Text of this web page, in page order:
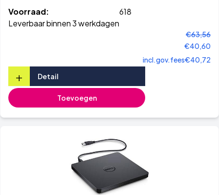
Voorraad:
618
Leverbaar binnen 3 werkdagen
€63,56
€40,60
incl.gov.fees€40,72
+ Detail
Toevoegen